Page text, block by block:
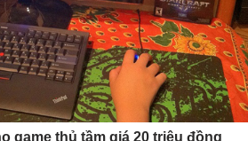
game thủ tầm giá 20 triệu đồng